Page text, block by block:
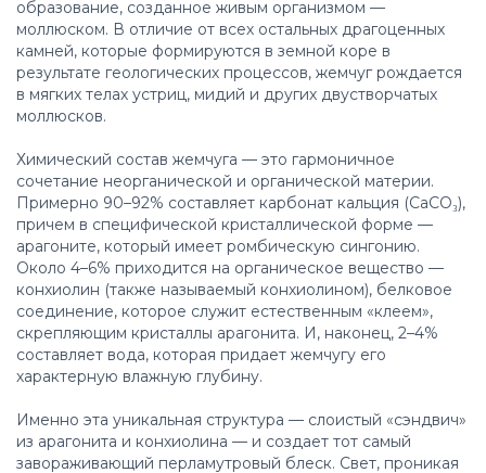
образование, созданное живым организмом —
моллюском. В отличие от всех остальных драгоценных
камней, которые формируются в земной коре в
результате геологических процессов, жемчуг рождается
в мягких телах устриц, мидий и других двустворчатых
моллюсков.
Химический состав жемчуга — это гармоничное
сочетание неорганической и органической материи.
Примерно 90–92% составляет карбонат кальция (CaCO₃),
причем в специфической кристаллической форме —
арагоните, который имеет ромбическую сингонию.
Около 4–6% приходится на органическое вещество —
конхиолин (также называемый конхиолином), белковое
соединение, которое служит естественным «клеем»,
скрепляющим кристаллы арагонита. И, наконец, 2–4%
составляет вода, которая придает жемчугу его
характерную влажную глубину.
Именно эта уникальная структура — слоистый «сэндвич»
из арагонита и конхиолина — и создает тот самый
завораживающий перламутровый блеск. Свет, проникая